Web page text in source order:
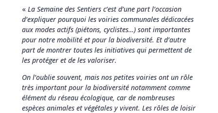
« La Semaine des Sentiers c’est d’une part l’occasion
d’expliquer pourquoi les voiries communales dédicacées
aux modes actifs (piétons, cyclistes…) sont importantes
pour notre mobilité et pour la biodiversité. Et d’autre
part de montrer toutes les initiatives qui permettent de
les protéger et de les valoriser.
On l’oublie souvent, mais nos petites voiries ont un rôle
très important pour la biodiversité notamment comme
élément du réseau écologique, car de nombreuses
espèces animales et végétales y vivent. Les rôles de loisir